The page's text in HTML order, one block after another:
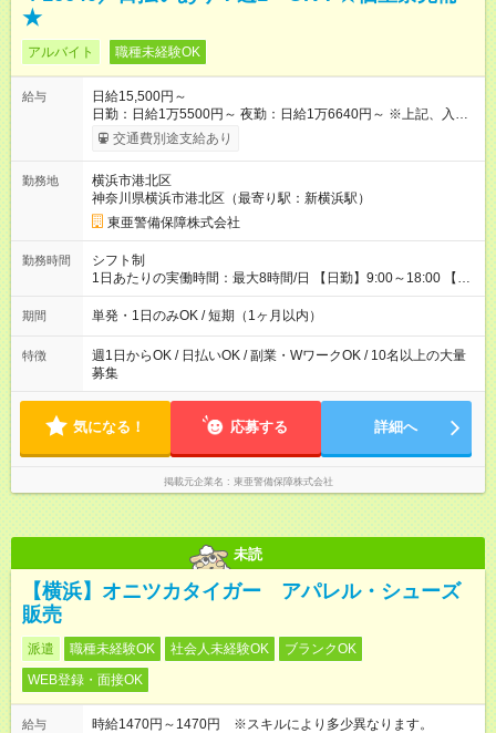
★
アルバイト 職種未経験OK
給与
日給15,500円～
日勤：日給1万5500円～ 夜勤：日給1万6640円～ ※上記、入社
祝手当4000円含む(25勤務まで) ┗新任研修の終了から100日以内
┗規定あり ／ 経験や年齢を問わず、 頑張った方全員に支給され
日給は全額支給！ ■月22日以上勤務すると… 日給1000円UP！ ■
日払い・週払い・前払いOK！ 給与即時払いサービス『クリア
(CRIA)』で 最短当日にコンビニATMから 現金で給与を受け取れ
ます♪ ※稼働分・規定あり ■法定研修(7h×3日間)中も 手当をしっ
かり【3万円】支給！ ┗研修手当の一部(9，000円)は手渡しで支
給 ┗昼食代も別途支給(500円×3日間） ┗研修期間中も交通費全額
交通費別途支給あり
勤務地
横浜市港北区
神奈川県横浜市港北区（最寄り駅：新横浜駅）
東亜警備保障株式会社
勤務時間
シフト制
1日あたりの実働時間：最大8時間/日 【日勤】9:00～18:00 【夜
勤】20:00～翌5:00 ・【日勤のみ】【夜勤のみ】もOK♪ ・自分
の都合に合わせて稼げます◎ ・シフトの申告は電話・メールで
ライベートの予定に 合わせて好きな時など、自由に働けます
期間 単発・1日のみOK / 短期（1ヶ月以内）
特徴
週1日からOK / 日払いOK / 副業・WワークOK / 10名以上の大量
募集
気になる！ 応募する 詳細へ
掲載元企業名 東亜警備保障株式会社
未読
【横浜】オニツカタイガー アパレル・シューズ
販売
派遣 職種未経験OK 社会人未経験OK
ブランクOK
WEB登録・面接OK
給与
時給1470円～1470円 ※スキルにより多少異なります。